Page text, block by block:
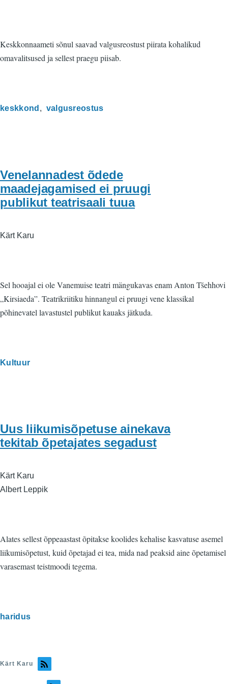
Keskkonnaameti sõnul saavad valgusreostust piirata kohalikud
omavalitsused ja sellest praegu piisab.
keskkond valgusreostus
Venelannadest õdede
maadejagamised ei pruugi
publikut teatrisaali tuua
Kärt Karu
Sel hooajal ei ole Vanemuise teatri mängukavas enam Anton Tšehhovi
„Kirsiaeda”. Teatrikriitiku hinnangul ei pruugi vene klassikal
põhinevatel lavastustel publikut kauaks jätkuda.
Kultuur
Uus liikumisõpetuse ainekava
tekitab õpetajates segadust
Kärt Karu
Albert Leppik
Alates sellest õppeaastast õpitakse koolides kehalise kasvatuse asemel
liikumisõpetust, kuid õpetajad ei tea, mida nad peaksid aine õpetamisel
varasemast teistmoodi tegema.
haridus
Kärt Karu